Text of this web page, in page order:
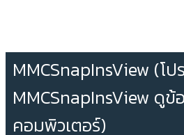
MMCSnapInsView (โป
MMCSnapInsView ดูข้
คอมพิวเตอร์)